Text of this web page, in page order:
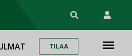
TILAA